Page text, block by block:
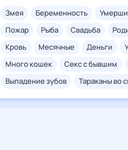
змея беременность
пожар
рыба свадьба
кровь
месячные деньги
много кошек
секс с бывшим
выпадение зубов
тараканы